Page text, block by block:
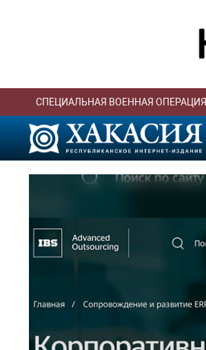
СПЕЦИАЛЬНАЯ ВОЕННАЯ ОПЕРАЦИЯ